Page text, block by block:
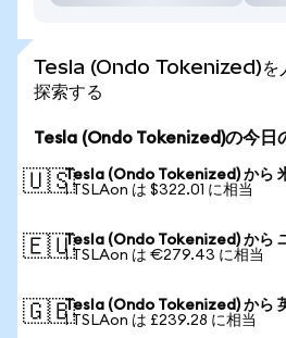
Tesla (Ondo Tokenized)を
探索する
Tesla (Ondo Tokenized)の今日
🇺🇸Tesla (Ondo Tokenized) から
1 TSLAon は $322.01 に相当
🇪🇺Tesla (Ondo Tokenized) から
1 TSLAon は €279.43 に相当
🇬🇧Tesla (Ondo Tokenized) から
1 TSLAon は £239.28 に相当